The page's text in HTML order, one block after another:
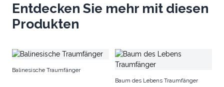
Entdecken Sie mehr mit diesen
Produkten
Balinesische Traumfänger
Baum des Lebens Traumfänger